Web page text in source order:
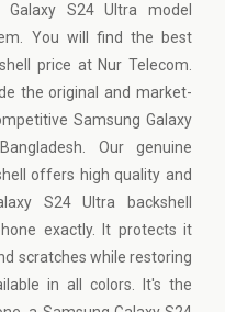
Galaxy S24 Ultra model
You will find the best
price at Nur Telecom.
the original and market-
Samsung Galaxy
Our genuine
offers high quality and
S24 Ultra backshell
exactly. It protects it
scratches while restoring
in all colors. It's the